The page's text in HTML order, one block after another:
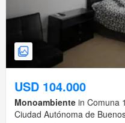
USD 104.000
Monoambiente in Comuna
Ciudad Autónoma de